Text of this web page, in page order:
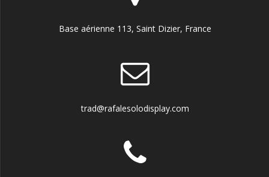
Base aérienne 113, Saint Dizier, France
trad@rafalesolodisplay.com